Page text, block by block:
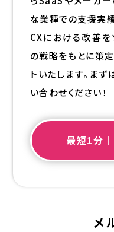
な業種での支援実
CXにおける改善
の戦略をもとに策
トいたします。ま
い合わせください！
最短1分
メ